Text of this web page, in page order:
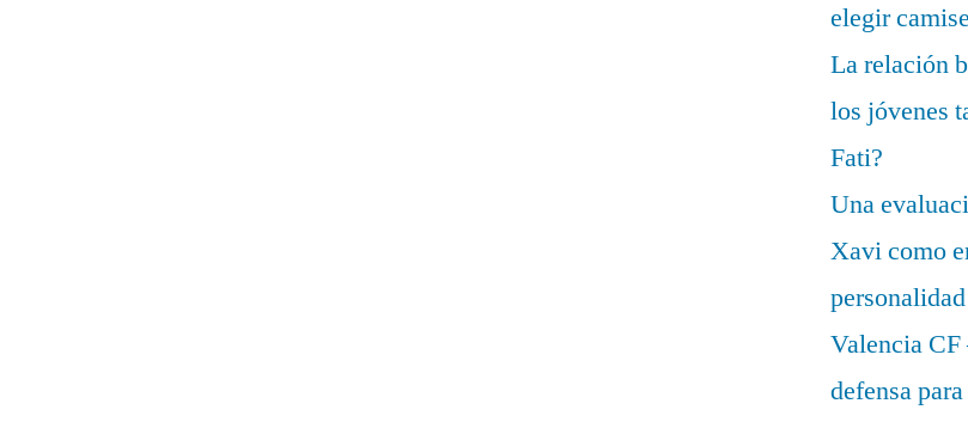
elegir
La relación
los jóvenes
Fati?
Una
Xavi como
personalidad
Valencia CF
defensa